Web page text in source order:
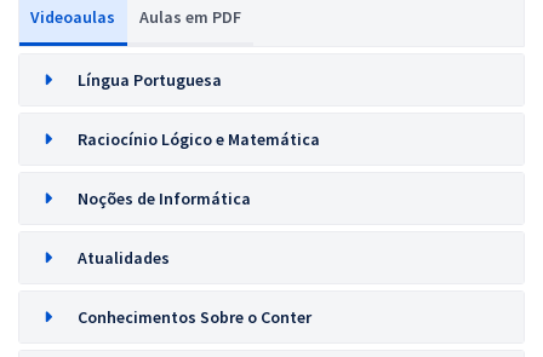
Videoaulas Aulas em PDF
Língua Portuguesa
Raciocínio Lógico e Matemática
Noções de Informática
Atualidades
Conhecimentos Sobre o Conter